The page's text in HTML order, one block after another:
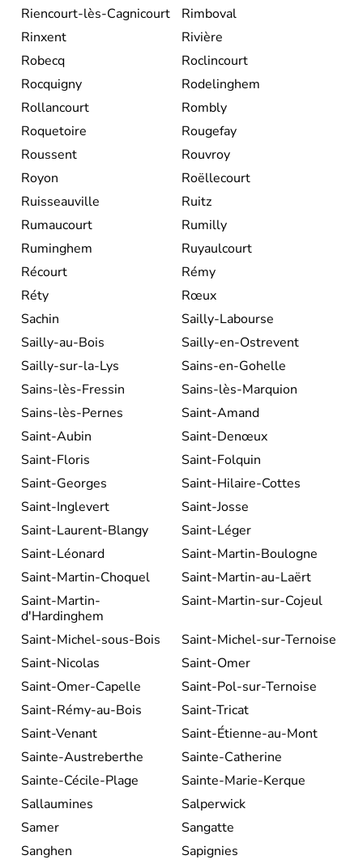
Riencourt-lès-Cagnicourt
Rimboval
Rinxent
Rivière
Robecq
Roclincourt
Rocquigny
Rodelinghem
Rollancourt
Rombly
Roquetoire
Rougefay
Roussent
Rouvroy
Royon
Roëllecourt
Ruisseauville
Ruitz
Rumaucourt
Rumilly
Ruminghem
Ruyaulcourt
Récourt
Rémy
Réty
Rœux
Sachin
Sailly-Labourse
Sailly-au-Bois
Sailly-en-Ostrevent
Sailly-sur-la-Lys
Sains-en-Gohelle
Sains-lès-Fressin
Sains-lès-Marquion
Sains-lès-Pernes
Saint-Amand
Saint-Aubin
Saint-Denœux
Saint-Floris
Saint-Folquin
Saint-Georges
Saint-Hilaire-Cottes
Saint-Inglevert
Saint-Josse
Saint-Laurent-Blangy
Saint-Léger
Saint-Léonard
Saint-Martin-Boulogne
Saint-Martin-Choquel
Saint-Martin-au-Laërt
Saint-Martin-
d'Hardinghem
Saint-Martin-sur-Cojeul
Saint-Michel-sous-Bois
Saint-Michel-sur-Ternoise
Saint-Nicolas
Saint-Omer
Saint-Omer-Capelle
Saint-Pol-sur-Ternoise
Saint-Rémy-au-Bois
Saint-Tricat
Saint-Venant
Saint-Étienne-au-Mont
Sainte-Austreberthe
Sainte-Catherine
Sainte-Cécile-Plage
Sainte-Marie-Kerque
Sallaumines
Salperwick
Samer
Sangatte
Sanghen
Sapignies